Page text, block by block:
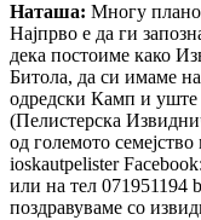
Наташа: Многу
Најпрво е да ги
дека постоиме како
Битола, да си имаме
одредски Камп и
(Пелистерска
од големото
ioskautpelister Facebook:
или на тел 071951194
поздравуваме со